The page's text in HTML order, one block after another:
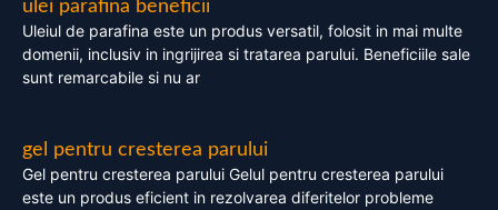
ulei parafina beneficii
Uleiul de parafina este un produs versatil, folosit in mai multe
domenii, inclusiv in ingrijirea si tratarea parului. Beneficiile sale
sunt remarcabile si nu ar
gel pentru cresterea parului
Gel pentru cresterea parului Gelul pentru cresterea parului
este un produs eficient in rezolvarea diferitelor probleme